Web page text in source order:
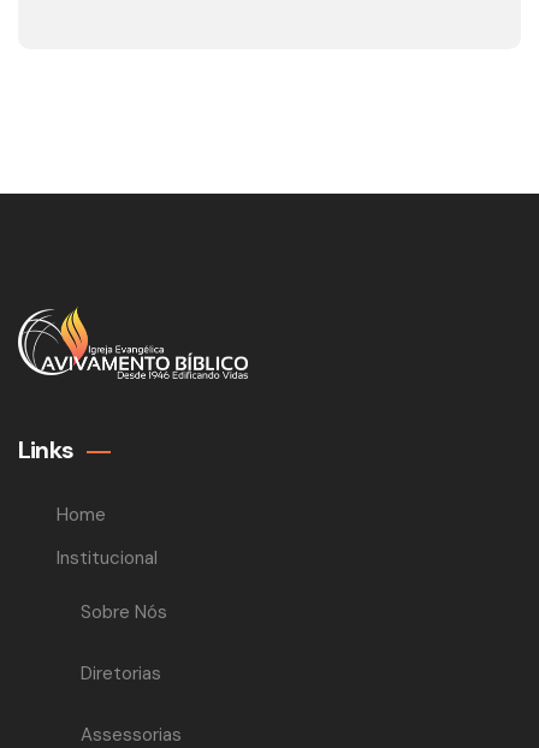
Links
Home
Institucional
Sobre Nós
Diretorias
Assessorias